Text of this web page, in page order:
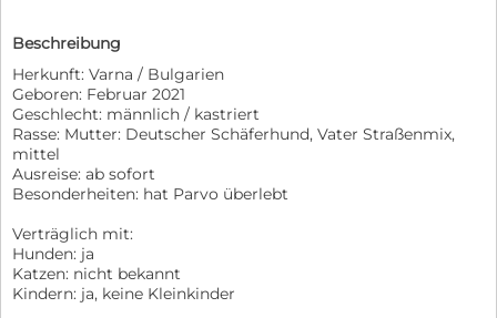
Beschreibung
Herkunft: Varna / Bulgarien
Geboren: Februar 2021
Geschlecht: männlich / kastriert
Rasse: Mutter: Deutscher Schäferhund, Vater Straßenmix,
mittel
Ausreise: ab sofort
Besonderheiten: hat Parvo überlebt
Verträglich mit:
Hunden: ja
Katzen: nicht bekannt
Kindern: ja, keine Kleinkinder